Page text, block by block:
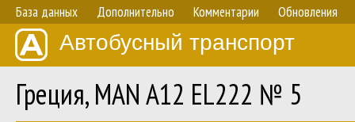
База данных Дополнительно Комментарии Обновления
Автобусный транспорт
Греция, MAN A12 EL222 № 5